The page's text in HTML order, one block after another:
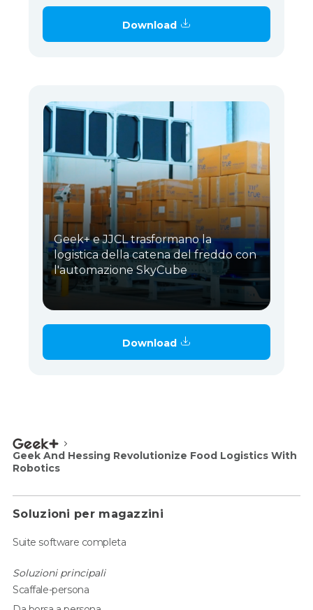
Download
Geek+ e JJCL trasformano la
logistica della catena del freddo con
l'automazione SkyCube
Download
Geek And Hessing Revolutionize Food Logistics With
Robotics
Soluzioni per magazzini
Suite software completa
Soluzioni principali
Scaffale-persona